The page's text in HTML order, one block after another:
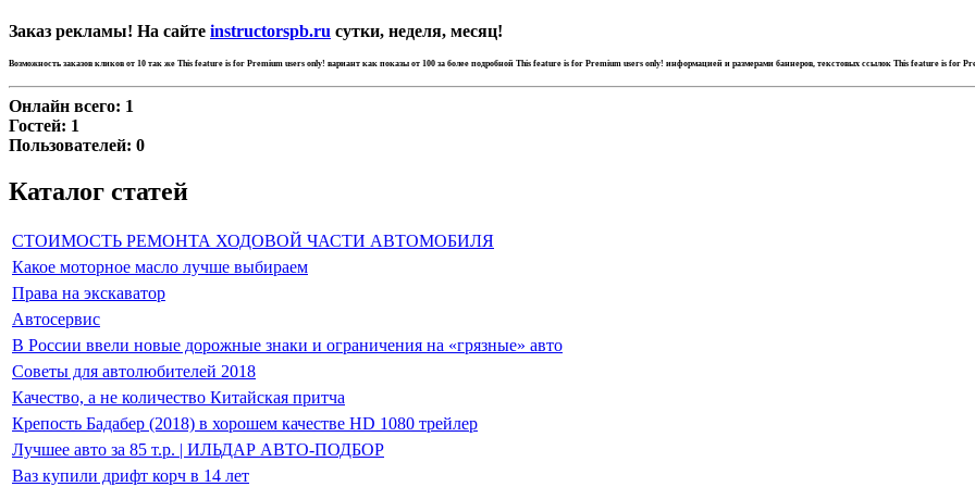
Заказ рекламы! На сайте instructorspb.ru сутки, неделя, месяц!
Возможность заказов кликов от 10 так же This feature is for Premium users only! вариант как показы от 100 за более подробной This feature is for Premium users only! информацией и размерами баннеров, текстовых ссылок This feature is for
Онлайн всего: 1
Гостей: 1
Пользователей: 0
Каталог статей
СТОИМОСТЬ РЕМОНТА ХОДОВОЙ ЧАСТИ АВТОМОБИЛЯ
Какое моторное масло лучше выбираем
Права на экскаватор
Автосервис
В России ввели новые дорожные знаки и ограничения на «грязные» авто
Советы для автолюбителей 2018
Качество, а не количество Китайская притча
Крепость Бадабер (2018) в хорошем качестве HD 1080 трейлер
Лучшее авто за 85 т.р. | ИЛЬДАР АВТО-ПОДБОР
Ваз купили дрифт корч в 14 лет